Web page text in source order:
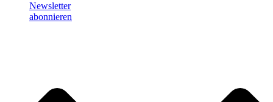
Newsletter
abonnieren